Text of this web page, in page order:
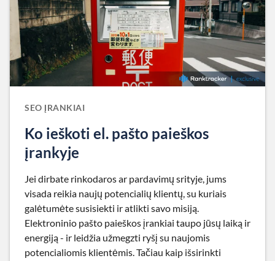
SEO ĮRANKIAI
Ko ieškoti el. pašto paieškos
įrankyje
Jei dirbate rinkodaros ar pardavimų srityje, jums
visada reikia naujų potencialių klientų, su kuriais
galėtumėte susisiekti ir atlikti savo misiją.
Elektroninio pašto paieškos įrankiai taupo jūsų laiką ir
energiją - ir leidžia užmegzti ryšį su naujomis
potencialiomis klientėmis. Tačiau kaip išsirinkti